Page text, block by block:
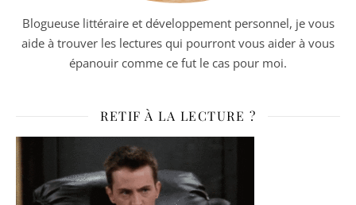
Blogueuse littéraire et développement personnel, je vous
aide à trouver les lectures qui pourront vous aider à vous
épanouir comme ce fut le cas pour moi.
RETIF À LA LECTURE ?